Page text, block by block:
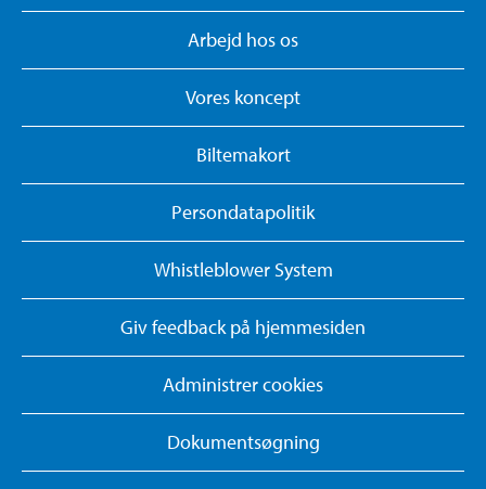
Arbejd hos os
Vores koncept
Biltemakort
Persondatapolitik
Whistleblower System
Giv feedback på hjemmesiden
Administrer cookies
Dokumentsøgning